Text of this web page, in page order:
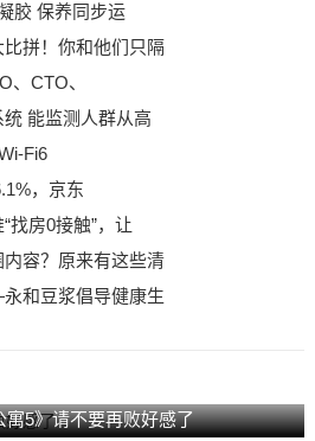
胶 保养同步运
拼！你和他们只隔
、CTO、
能监测人群从高
Fi6
，京东
找房0接触”，让
容？原来有这些清
和豆浆倡导健康生
寓5》请不要再败好感了